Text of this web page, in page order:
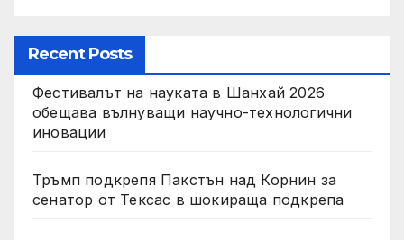
Recent Posts
Фестивалът на науката в Шанхай 2026
обещава вълнуващи научно-технологични
иновации
Тръмп подкрепя Пакстън над Корнин за
сенатор от Тексас в шокираща подкрепа